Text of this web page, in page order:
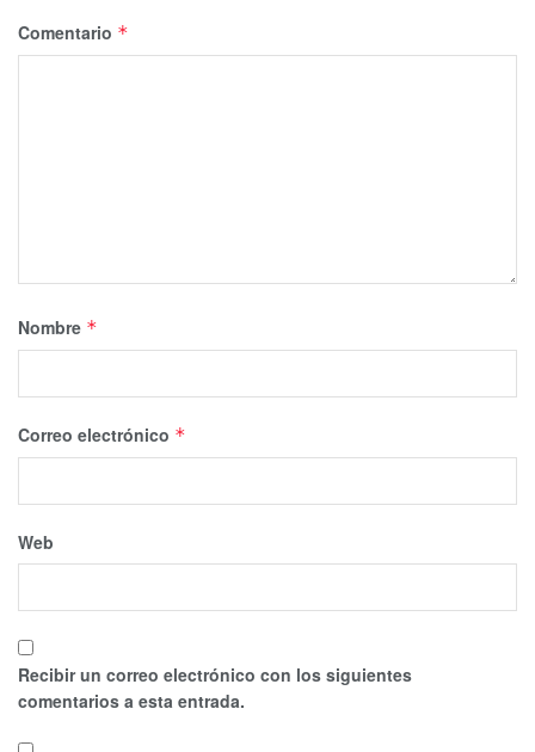
Comentario *
Nombre *
Correo electrónico *
Web
Recibir un correo electrónico con los siguientes
comentarios a esta entrada.